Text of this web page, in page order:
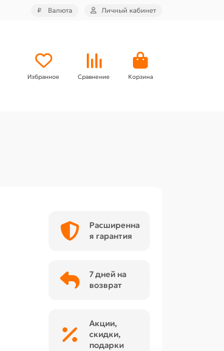
₽ Валюта Личный кабинет
Избранное Сравнение Корзина
Расширенна
я гарантия
7 дней на
возврат
Акции,
скидки,
подарки